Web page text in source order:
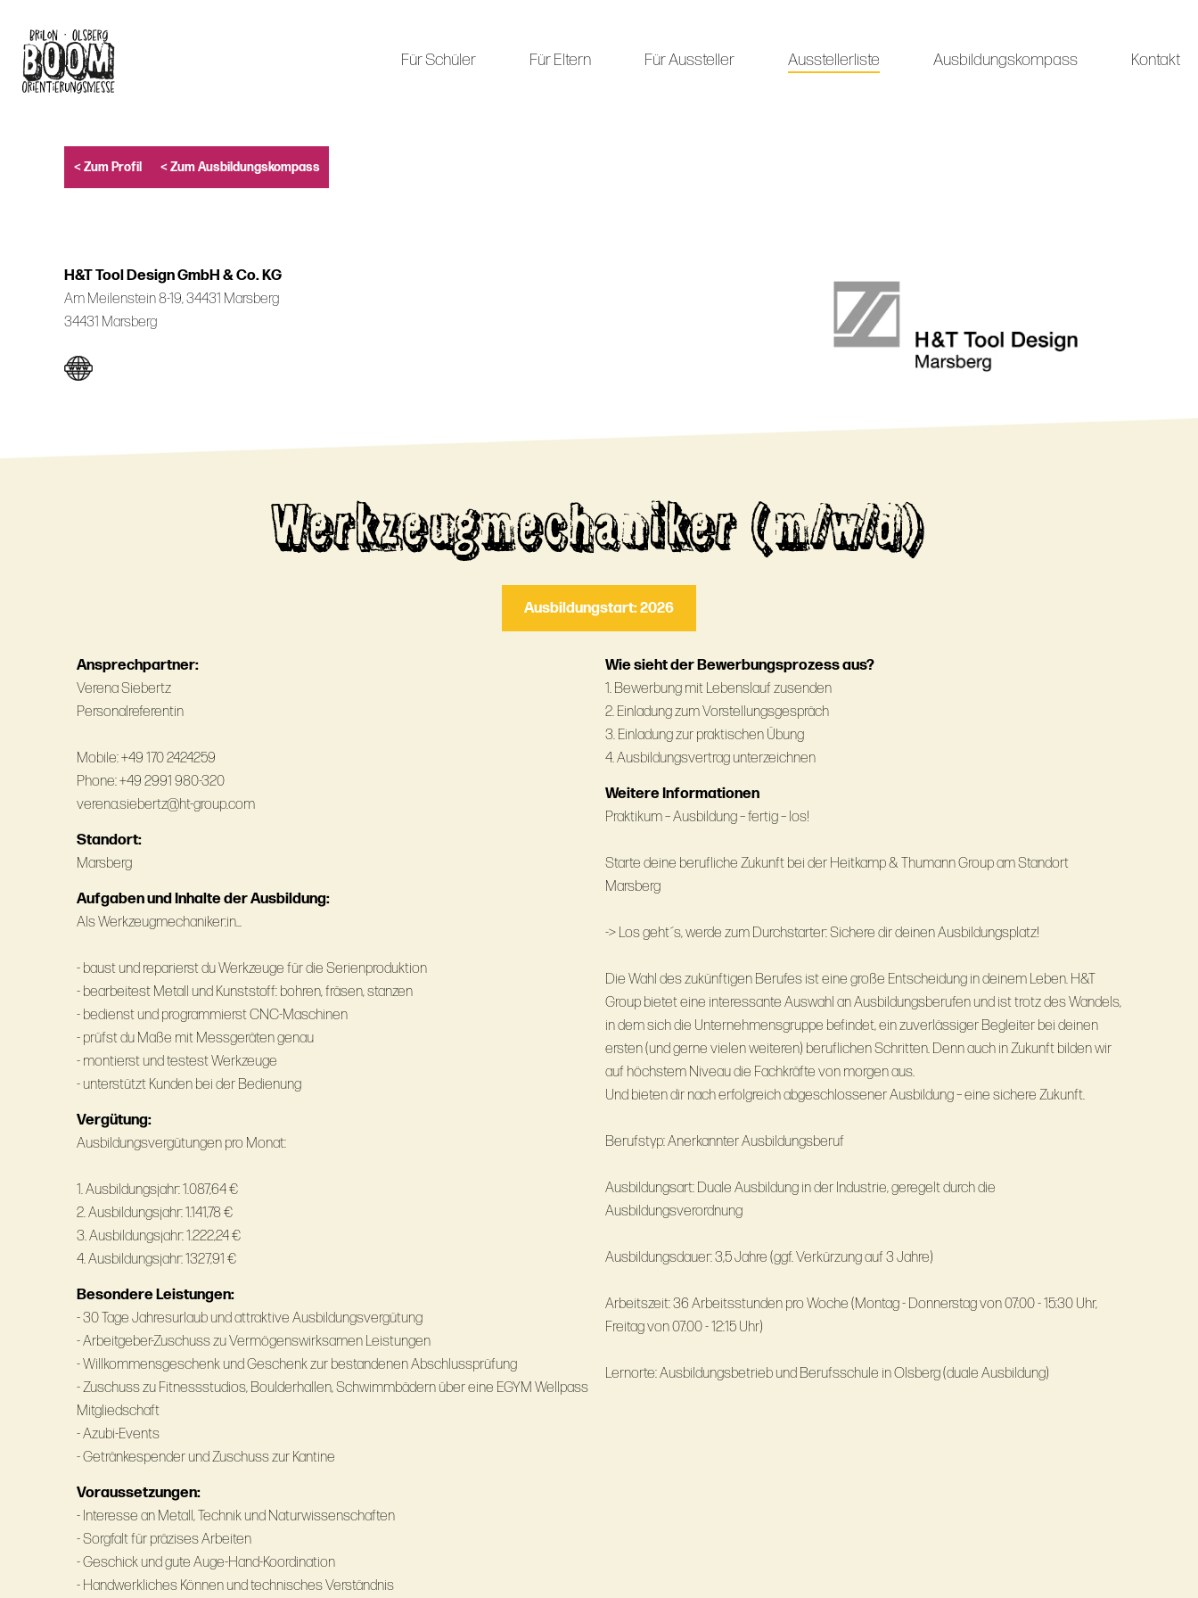
content
Für Schüler Für Eltern Für Aussteller Ausstellerliste Ausbildungskompass Kontakt
< Zum Profil < Zum Ausbildungskompass
H&T Tool Design GmbH & Co. KG
Am Meilenstein 8-19, 34431 Marsberg
34431 Marsberg
Werkzeugmechaniker (m/w/d)
Ausbildungstart: 2026
Ansprechpartner:
Verena Siebertz
Personalreferentin
Mobile: +49 170 2424259
Phone: +49 2991 980-320
verena.siebertz@ht-group.com
Standort:
Marsberg
Aufgaben und Inhalte der Ausbildung:
Als Werkzeugmechaniker:in...
- baust und reparierst du Werkzeuge für die Serienproduktion
- bearbeitest Metall und Kunststoff: bohren, fräsen, stanzen
- bedienst und programmierst CNC-Maschinen
- prüfst du Maße mit Messgeräten genau
- montierst und testest Werkzeuge
- unterstützt Kunden bei der Bedienung
Vergütung:
Ausbildungsvergütungen pro Monat:
1. Ausbildungsjahr: 1.087,64 €
2. Ausbildungsjahr: 1.141,78 €
3. Ausbildungsjahr: 1.222,24 €
4. Ausbildungsjahr: 1327,91 €
Besondere Leistungen:
- 30 Tage Jahresurlaub und attraktive Ausbildungsvergütung
- Arbeitgeber-Zuschuss zu Vermögenswirksamen Leistungen
- Willkommensgeschenk und Geschenk zur bestandenen Abschlussprüfung
- Zuschuss zu Fitnessstudios, Boulderhallen, Schwimmbädern über eine EGYM Wellpass
Mitgliedschaft
- Azubi-Events
- Getränkespender und Zuschuss zur Kantine
Voraussetzungen:
- Interesse an Metall, Technik und Naturwissenschaften
- Sorgfalt für präzises Arbeiten
- Geschick und gute Auge-Hand-Koordination
- Handwerkliches Können und technisches Verständnis
Wie sieht der Bewerbungsprozess aus?
1. Bewerbung mit Lebenslauf zusenden
2. Einladung zum Vorstellungsgespräch
3. Einladung zur praktischen Übung
4. Ausbildungsvertrag unterzeichnen
Weitere Informationen
Praktikum – Ausbildung – fertig – los!
Starte deine berufliche Zukunft bei der Heitkamp & Thumann Group am Standort
Marsberg
-> Los geht´s, werde zum Durchstarter: Sichere dir deinen Ausbildungsplatz!
Die Wahl des zukünftigen Berufes ist eine große Entscheidung in deinem Leben. H&T
Group bietet eine interessante Auswahl an Ausbildungsberufen und ist trotz des Wandels,
in dem sich die Unternehmensgruppe befindet, ein zuverlässiger Begleiter bei deinen
ersten (und gerne vielen weiteren) beruflichen Schritten. Denn auch in Zukunft bilden wir
auf höchstem Niveau die Fachkräfte von morgen aus.
Und bieten dir nach erfolgreich abgeschlossener Ausbildung – eine sichere Zukunft.
Berufstyp: Anerkannter Ausbildungsberuf
Ausbildungsart: Duale Ausbildung in der Industrie, geregelt durch die
Ausbildungsverordnung
Ausbildungsdauer: 3,5 Jahre (ggf. Verkürzung auf 3 Jahre)
Arbeitszeit: 36 Arbeitsstunden pro Woche (Montag - Donnerstag von 07:00 - 15:30 Uhr,
Freitag von 07:00 - 12:15 Uhr)
Lernorte: Ausbildungsbetrieb und Berufsschule in Olsberg (duale Ausbildung)